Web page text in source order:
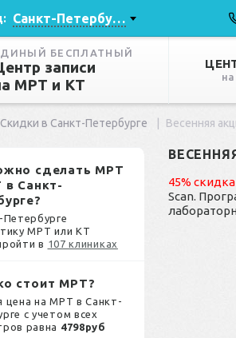
Санкт-Петербург
БЕСПЛАТНЫЙ
записи
МРТ и КТ
Скидки в Санкт-Петербурге Весенняя
сделать МРТ
в Санкт-
МРТ или КТ
в 107 клиниках
стоит МРТ?
цена на МРТ в Санкт-
с учетом всех
равна 4798руб
45% скидка
Scan.